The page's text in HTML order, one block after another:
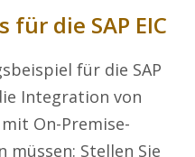
für die SAP EIC
für die SAP
Integration von
On-Premise-
müssen: Stellen Sie